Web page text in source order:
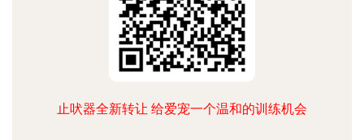
止吠器全新转让 给爱宠一个温和的训练机会